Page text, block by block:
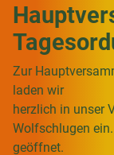
Zur
laden wir
herzlich in unser
Wolfschlugen
geöffnet.